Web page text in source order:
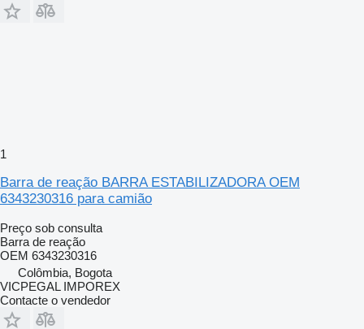
1
Barra de reação BARRA ESTABILIZADORA OEM
6343230316 para camião
Preço sob consulta
Barra de reação
OEM 6343230316
Colômbia, Bogota
VICPEGAL IMPOREX
Contacte o vendedor